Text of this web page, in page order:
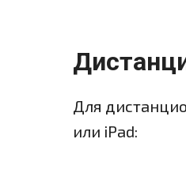
Для
или iPad: